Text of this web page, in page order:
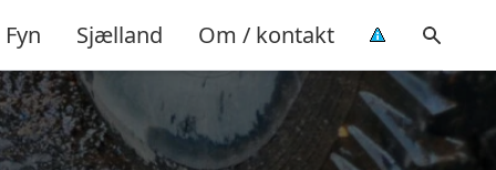
Fyn Sjælland Om / kontakt